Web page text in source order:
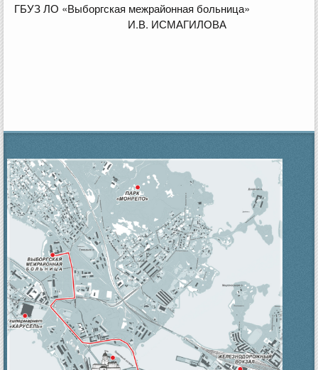
ГБУЗ ЛО «Выборгская межрайонная больница»
И.В. ИСМАГИЛОВА